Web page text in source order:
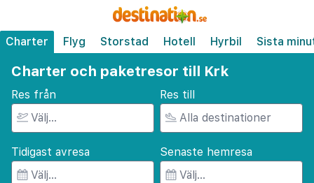
Charter Flyg Storstad Hotell Hyrbil Sista
Charter och paketresor till Krk
Res från Res till
Tidigast avresa Senaste hemresa